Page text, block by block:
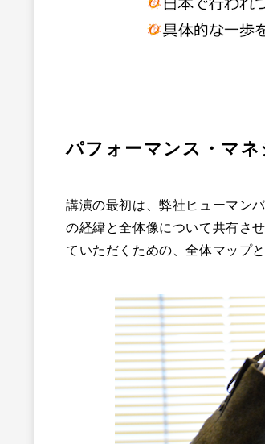
パフォーマンス・マ
講演の最初は、弊社ヒューマン
の経緯と全体像について共有さ
ていただくための、全体マップ